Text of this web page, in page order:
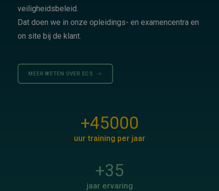
veiligheidsbeleid.
Dat doen we in onze opleidings- en examencentra en
on site bij de klant.
MEER WETEN OVER ECS
+45000
uur training per jaar
+35
jaar ervaring